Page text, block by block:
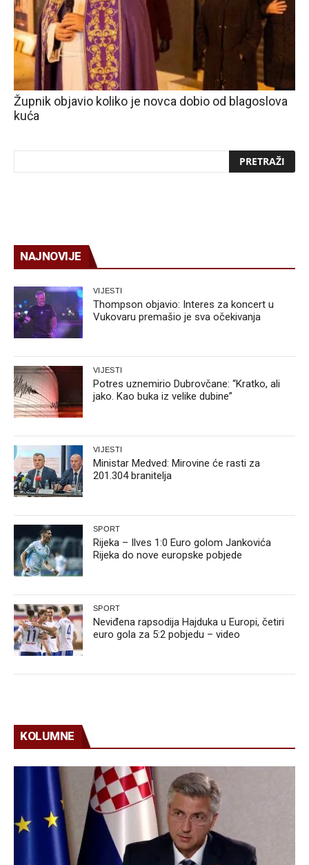
Župnik objavio koliko je novca dobio od blagoslova
kuća
NAJNOVIJE
VIJESTI
Thompson objavio: Interes za koncert u
Vukovaru premašio je sva očekivanja
VIJESTI
Potres uznemirio Dubrovčane: “Kratko, ali
jako. Kao buka iz velike dubine”
VIJESTI
Ministar Medved: Mirovine će rasti za
201.304 branitelja
SPORT
Rijeka – Ilves 1:0 Euro golom Jankovića
Rijeka do nove europske pobjede
SPORT
Neviđena rapsodija Hajduka u Europi, četiri
euro gola za 5:2 pobjedu – video
KOLUMNE